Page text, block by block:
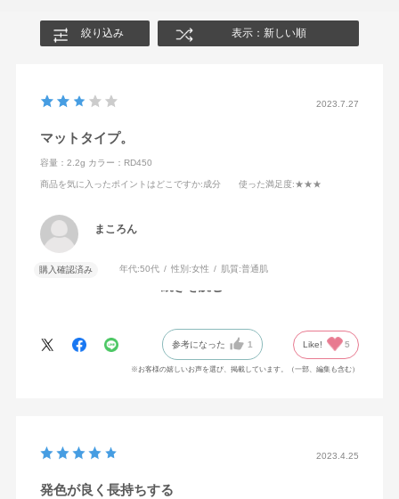
絞り込み 表示：新しい順
2023.7.27
マットタイプ。
容量：2.2g カラー：RD450
商品を気に入ったポイントはどこですか:成分 使った満足度:★★★
まころん
購入確認済み 年代:50代 性別:女性 肌質:普通肌
参考になった 1 Like! 5
※お客様の嬉しいお声を選び、掲載しています。（一部、編集も含む）
2023.4.25
発色が良く長持ちする